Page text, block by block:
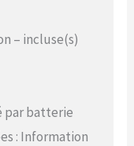
– incluse(s)
par batterie
: Information